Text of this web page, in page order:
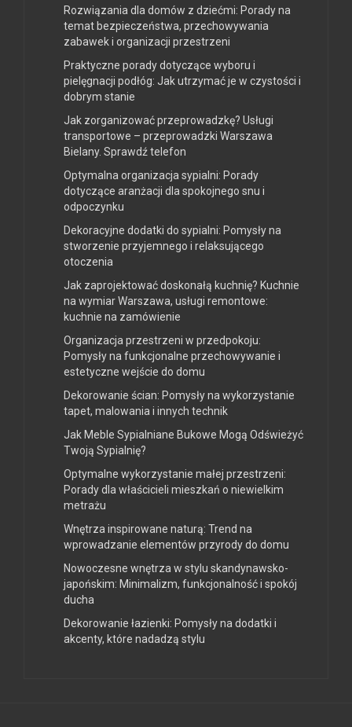
Rozwiązania dla domów z dziećmi: Porady na
temat bezpieczeństwa, przechowywania
zabawek i organizacji przestrzeni
Praktyczne porady dotyczące wyboru i
pielęgnacji podłóg: Jak utrzymać je w czystości i
dobrym stanie
Jak zorganizować przeprowadzkę? Usługi
transportowe – przeprowadzki Warszawa
Bielany. Sprawdź telefon
Optymalna organizacja sypialni: Porady
dotyczące aranżacji dla spokojnego snu i
odpoczynku
Dekoracyjne dodatki do sypialni: Pomysły na
stworzenie przyjemnego i relaksującego
otoczenia
Jak zaprojektować doskonałą kuchnię? Kuchnie
na wymiar Warszawa, usługi remontowe:
kuchnie na zamówienie
Organizacja przestrzeni w przedpokoju:
Pomysły na funkcjonalne przechowywanie i
estetyczne wejście do domu
Dekorowanie ścian: Pomysły na wykorzystanie
tapet, malowania i innych technik
Jak Meble Sypialniane Bukowe Mogą Odświeżyć
Twoją Sypialnię?
Optymalne wykorzystanie małej przestrzeni:
Porady dla właścicieli mieszkań o niewielkim
metrażu
Wnętrza inspirowane naturą: Trend na
wprowadzanie elementów przyrody do domu
Nowoczesne wnętrza w stylu skandynawsko-
japońskim: Minimalizm, funkcjonalność i spokój
ducha
Dekorowanie łazienki: Pomysły na dodatki i
akcenty, które nadadzą stylu